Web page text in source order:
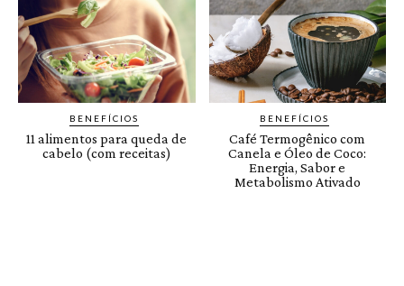
BENEFÍCIOS
11 alimentos para queda de
cabelo (com receitas)
BENEFÍCIOS
Café Termogênico com
Canela e Óleo de Coco:
Energia, Sabor e
Metabolismo Ativado